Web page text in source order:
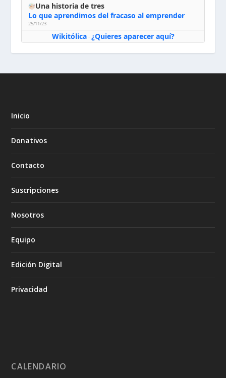
Una historia de tres
Lo que aprendimos del fracaso al emprender
25/11/23
Wikitólica· ¿Quieres aparecer aquí?
Inicio
Donativos
Contacto
Suscripciones
Nosotros
Equipo
Edición Digital
Privacidad
CALENDARIO